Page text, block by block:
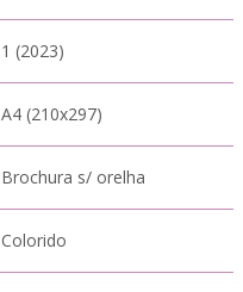
1 (2023)
A4 (210x297)
Brochura s/ orelha
Colorido